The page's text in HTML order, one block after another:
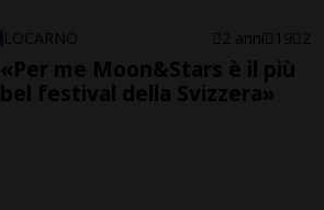
LOCARNO 2 anni 19 2
«Per me Moon&Stars è il più
bel festival della Svizzera»